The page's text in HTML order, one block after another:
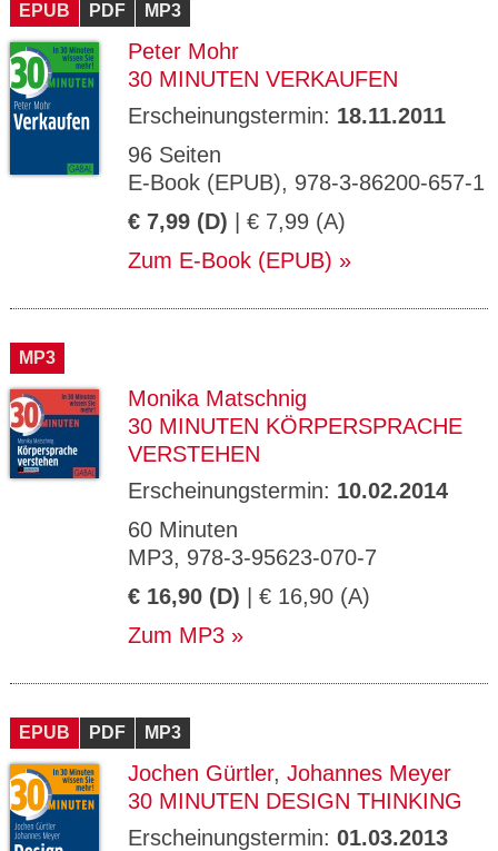
EPUB PDF MP3
Peter Mohr
30 MINUTEN VERKAUFEN
Erscheinungstermin: 18.11.2011
96 Seiten
E-Book (EPUB), 978-3-86200-657-1
€ 7,99 (D) | € 7,99 (A)
Zum E-Book (EPUB)
MP3
Monika Matschnig
30 MINUTEN KÖRPERSPRACHE
VERSTEHEN
Erscheinungstermin: 10.02.2014
60 Minuten
MP3, 978-3-95623-070-7
€ 16,90 (D) | € 16,90 (A)
Zum MP3
EPUB PDF MP3
Jochen Gürtler, Johannes Meyer
30 MINUTEN DESIGN THINKING
Erscheinungstermin: 01.03.2013